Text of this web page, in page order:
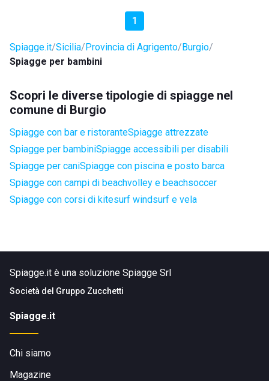
1
Spiagge.it Sicilia Provincia di Agrigento Burgio
Spiagge per bambini
Scopri le diverse tipologie di spiagge nel
comune di Burgio
Spiagge con bar e ristoranteSpiagge attrezzate
Spiagge per bambiniSpiagge accessibili per disabili
Spiagge per caniSpiagge con piscina e posto barca
Spiagge con campi di beachvolley e beachsoccer
Spiagge con corsi di kitesurf windsurf e vela
Spiagge.it è una soluzione Spiagge Srl
Società del Gruppo Zucchetti
Spiagge.it
Chi siamo
Magazine